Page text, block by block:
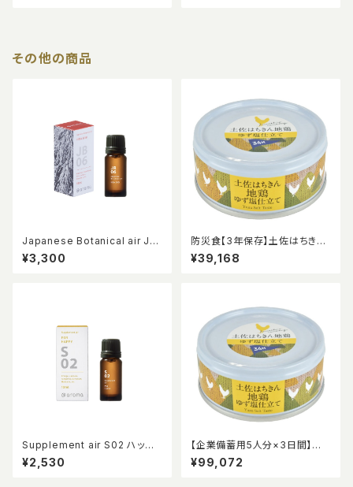
その他の商品
Japanese Botanical air JB
06 飛騨杉 10ml
¥3,300
防災食【3年保存】土佐はちきん
地鶏ゆず塩仕立て48缶入り
¥39,168
Supplement air S02 ハッピ
ー 10ml
¥2,530
【企業備蓄用5人分×3日間】お
かず缶詰セット（土佐はちきん地
鶏ゆず塩仕立て48缶＋カツオ
¥99,072